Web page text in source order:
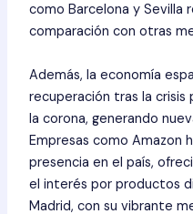
como Barcelona y Sevilla
comparación con otras
Además, la economía
recuperación tras la crisis
la corona, generando
Empresas como Amazon
presencia en el país,
el interés por productos
Madrid, con su vibrante